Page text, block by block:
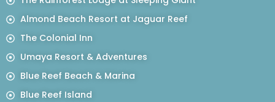
Almond Beach Resort at Jaguar Reef
The Colonial Inn
Umaya Resort & Adventures
Blue Reef Beach & Marina
Blue Reef Island